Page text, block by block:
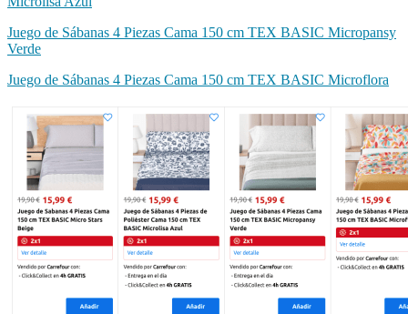
Juego de Sábanas 4 Piezas Cama 150 cm TEX BASIC Micropansy
Verde
Juego de Sábanas 4 Piezas Cama 150 cm TEX BASIC Microflora